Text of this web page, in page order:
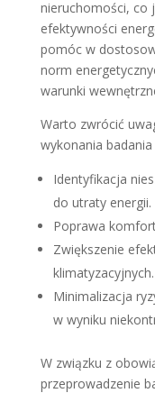
nieruchomości, co
efektywności
pomóc w
norm
warunki
Warto zwrócić
wykonania badania
Identyfikacja
do utraty energii.
Poprawa
Zwiększenie
klimatyzacyjnych.
Minimalizacja
w wyniku
W związku z
przeprowadzenie